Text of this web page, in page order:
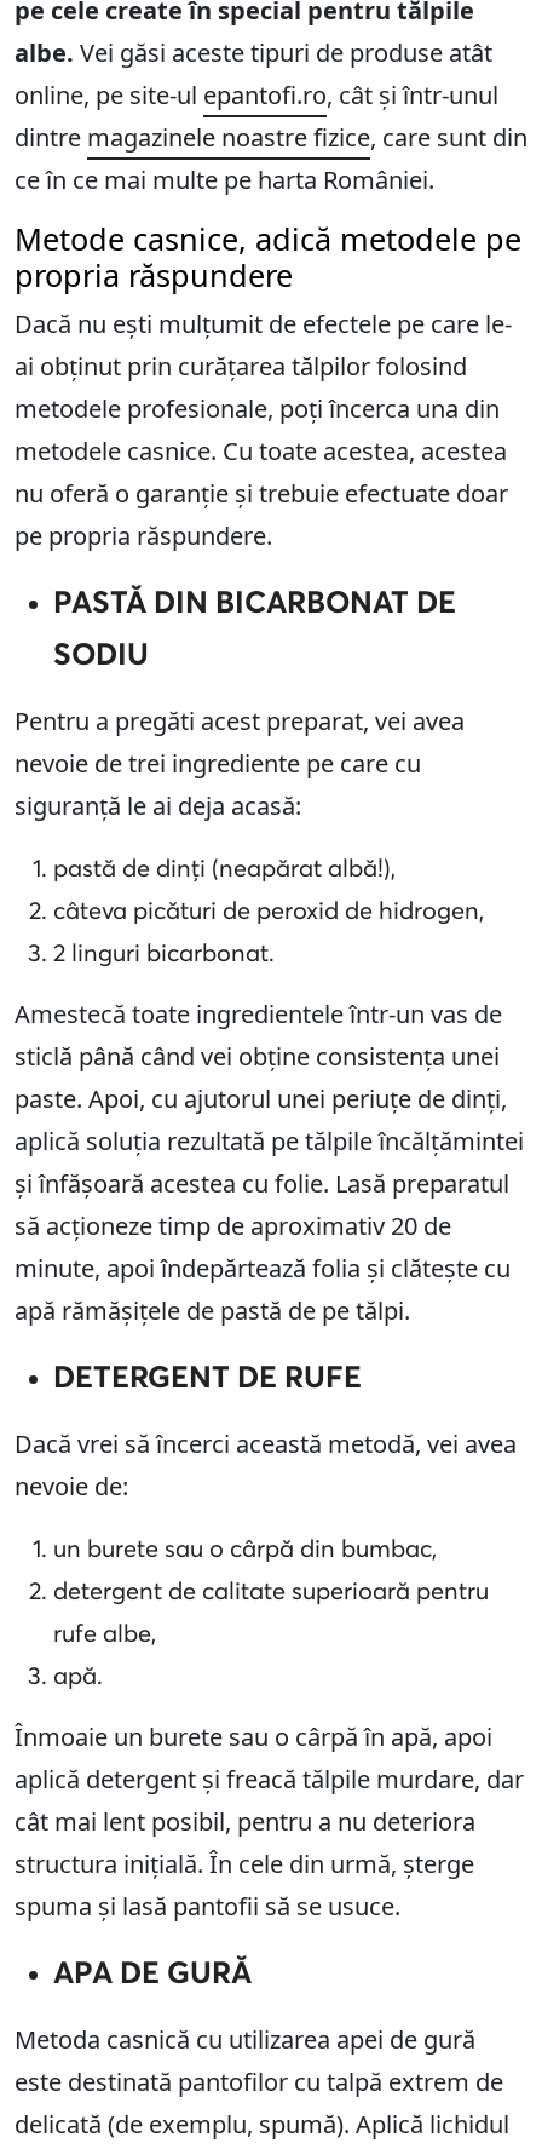
pe cele create în special pentru tălpile
albe. Vei găsi aceste tipuri de produse atât
online, pe site-ul epantofi.ro, cât și într-unul
dintre magazinele noastre fizice, care sunt din
ce în ce mai multe pe harta României.
Metode casnice, adică metodele pe
propria răspundere
Dacă nu ești mulțumit de efectele pe care le-
ai obținut prin curățarea tălpilor folosind
metodele profesionale, poți încerca una din
metodele casnice. Cu toate acestea, acestea
nu oferă o garanție și trebuie efectuate doar
pe propria răspundere.
PASTĂ DIN BICARBONAT DE
SODIU
Pentru a pregăti acest preparat, vei avea
nevoie de trei ingrediente pe care cu
siguranță le ai deja acasă:
pastă de dinți (neapărat albă!),
câteva picături de peroxid de hidrogen,
2 linguri bicarbonat.
Amestecă toate ingredientele într-un vas de
sticlă până când vei obține consistența unei
paste. Apoi, cu ajutorul unei periuțe de dinți,
aplică soluția rezultată pe tălpile încălțămintei
și înfășoară acestea cu folie. Lasă preparatul
să acționeze timp de aproximativ 20 de
minute, apoi îndepărtează folia și clătește cu
apă rămășițele de pastă de pe tălpi.
DETERGENT DE RUFE
Dacă vrei să încerci această metodă, vei avea
nevoie de:
un burete sau o cârpă din bumbac,
detergent de calitate superioară pentru
rufe albe,
apă.
Înmoaie un burete sau o cârpă în apă, apoi
aplică detergent și freacă tălpile murdare, dar
cât mai lent posibil, pentru a nu deteriora
structura inițială. În cele din urmă, șterge
spuma și lasă pantofii să se usuce.
APA DE GURĂ
Metoda casnică cu utilizarea apei de gură
este destinată pantofilor cu talpă extrem de
delicată (de exemplu, spumă). Aplică lichidul